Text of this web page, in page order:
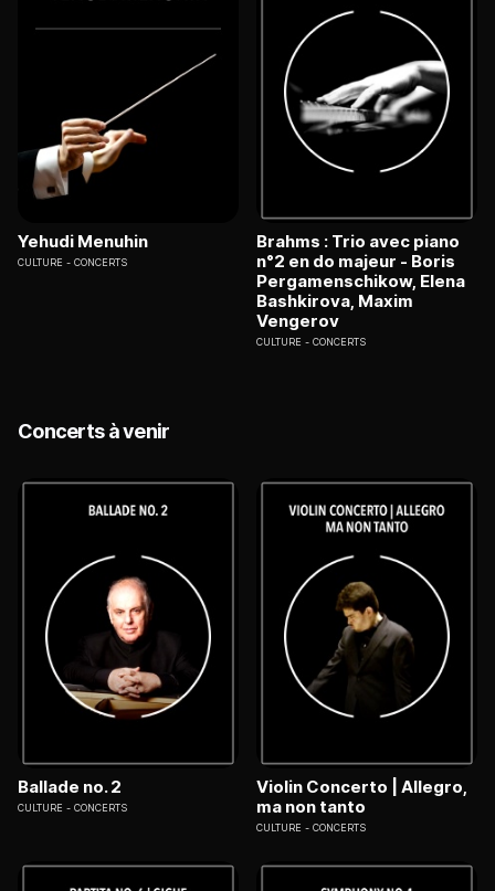
Yehudi Menuhin
CULTURE CONCERTS
Brahms : Trio avec piano
n°2 en do majeur - Boris
Pergamenschikow, Elena
Bashkirova, Maxim
Vengerov
CULTURE CONCERTS
Concerts à venir
Ballade no. 2
CULTURE CONCERTS
Violin Concerto | Allegro,
ma non tanto
CULTURE CONCERTS